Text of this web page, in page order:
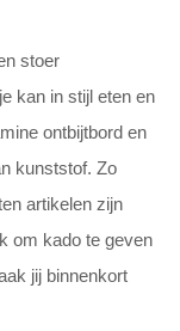
stoer
kan in stijl eten en
ontbijtbord en
kunststof. Zo
artikelen zijn
om kado te geven
jij binnenkort